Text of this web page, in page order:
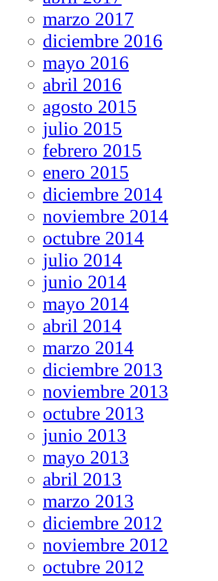
marzo 2017
diciembre 2016
mayo 2016
abril 2016
agosto 2015
julio 2015
febrero 2015
enero 2015
diciembre 2014
noviembre 2014
octubre 2014
julio 2014
junio 2014
mayo 2014
abril 2014
marzo 2014
diciembre 2013
noviembre 2013
octubre 2013
junio 2013
mayo 2013
abril 2013
marzo 2013
diciembre 2012
noviembre 2012
octubre 2012